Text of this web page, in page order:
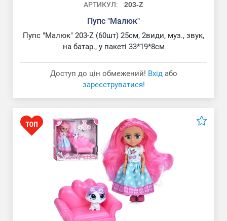
АРТИКУЛ: 203-Z
Пупс "Малюк"
Пупс "Малюк" 203-Z (60шт) 25см, 2види, муз., звук,
на батар., у пакеті 33*19*8см
Доступ до цін обмежений! Вхід або
зареєструватися!